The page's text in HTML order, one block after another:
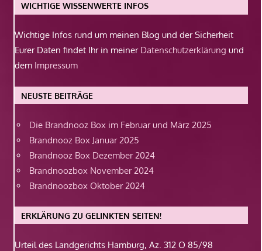
WICHTIGE WISSENWERTE INFOS
Wichtige Infos rund um meinen Blog und der Sicherheit
Eurer Daten findet Ihr in meiner Datenschutzerklärung und
dem Impressum
NEUSTE BEITRÄGE
Die Brandnooz Box im Februar und März 2025
Brandnooz Box Januar 2025
Brandnooz Box Dezember 2024
Brandnoozbox November 2024
Brandnoozbox Oktober 2024
ERKLÄRUNG ZU GELINKTEN SEITEN!
Urteil des Landgerichts Hamburg, Az. 312 O 85/98